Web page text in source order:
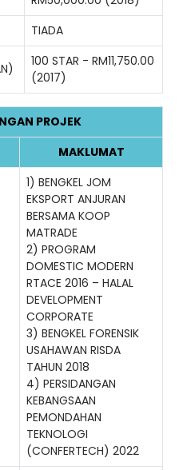
TIADA
100 STAR - RM11,750.00
(2017)
PROJEK
MAKLUMAT
1) BENGKEL JOM
EKSPORT ANJURAN
BERSAMA KOOP
MATRADE
2) PROGRAM
DOMESTIC MODERN
RTACE 2016 – HALAL
DEVELOPMENT
CORPORATE
3) BENGKEL FORENSIK
USAHAWAN RISDA
TAHUN 2018
4) PERSIDANGAN
KEBANGSAAN
PEMONDAHAN
TEKNOLOGI
(CONFERTECH) 2022
AiRIS...